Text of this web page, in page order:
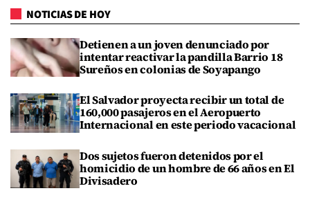
NOTICIAS DE HOY
Detienen a un joven denunciado por
intentar reactivar la pandilla Barrio 18
Sureños en colonias de Soyapango
El Salvador proyecta recibir un total de
160,000 pasajeros en el Aeropuerto
Internacional en este periodo vacacional
Dos sujetos fueron detenidos por el
homicidio de un hombre de 66 años en El
Divisadero